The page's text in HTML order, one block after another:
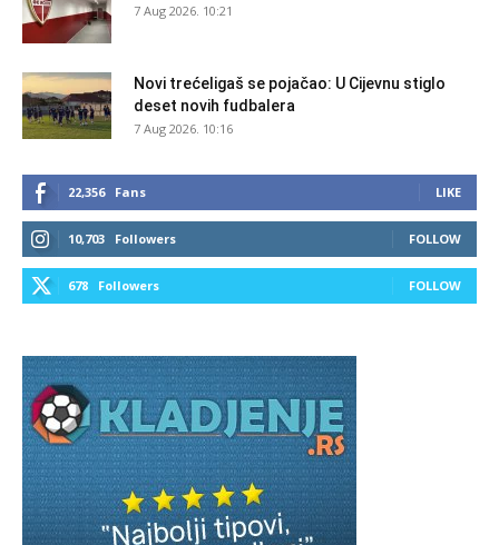
7 Aug 2026. 10:21
Novi trećeligaš se pojačao: U Cijevnu stiglo
deset novih fudbalera
7 Aug 2026. 10:16
22,356 Fans LIKE
10,703 Followers FOLLOW
678 Followers FOLLOW